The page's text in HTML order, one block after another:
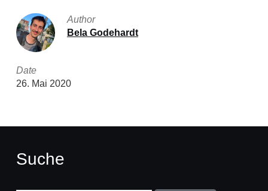
Author
Bela Godehardt
Date
26. Mai 2020
Suche